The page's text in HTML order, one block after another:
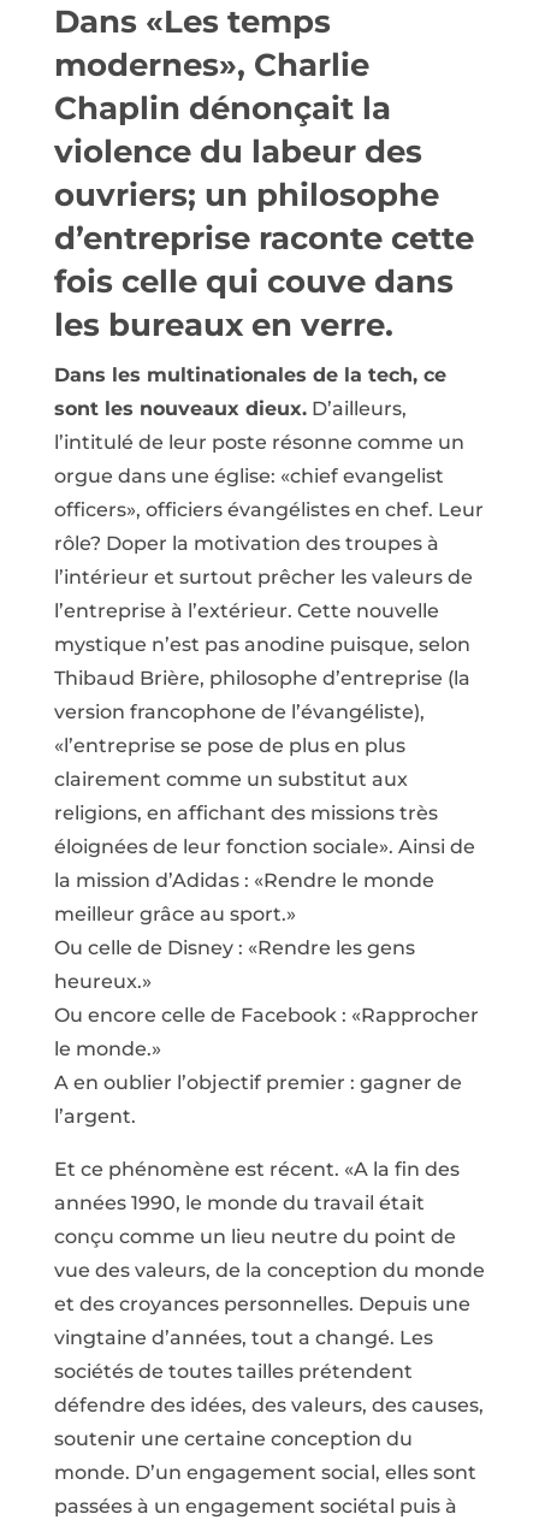
Dans «Les temps
modernes», Charlie
Chaplin dénonçait la
violence du labeur des
ouvriers; un philosophe
d’entreprise raconte cette
fois celle qui couve dans
les bureaux en verre.
Dans les multinationales de la tech, ce
sont les nouveaux dieux.D’ailleurs,
l’intitulé de leur poste résonne comme un
orgue dans une église: «chief evangelist
officers», officiers évangélistes en chef. Leur
rôle? Doper la motivation des troupes à
l’intérieur et surtout prêcher les valeurs de
l’entreprise à l’extérieur. Cette nouvelle
mystique n’est pas anodine puisque, selon
Thibaud Brière, philosophe d’entreprise (la
version francophone de l’évangéliste),
«l’entreprise se pose de plus en plus
clairement comme un substitut aux
religions, en affichant des missions très
éloignées de leur fonction sociale». Ainsi de
la mission d’Adidas : «Rendre le monde
meilleur grâce au sport.»
Ou celle de Disney : «Rendre les gens
heureux.»
Ou encore celle de Facebook : «Rapprocher
le monde.»
A en oublier l’objectif premier : gagner de
l’argent.
Et ce phénomène est récent. «A la fin des
années 1990, le monde du travail était
conçu comme un lieu neutre du point de
vue des valeurs, de la conception du monde
et des croyances personnelles. Depuis une
vingtaine d’années, tout a changé. Les
sociétés de toutes tailles prétendent
défendre des idées, des valeurs, des causes,
soutenir une certaine conception du
monde. D’un engagement social, elles sont
passées à un engagement sociétal puis à